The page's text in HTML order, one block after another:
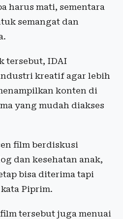
harus mati, sementara
semangat dan
tersebut, IDAI
kreatif agar lebih
konten di
yang mudah diakses
film berdiskusi
dan kesehatan anak,
bisa diterima tapi
Piprim.
tersebut juga menuai